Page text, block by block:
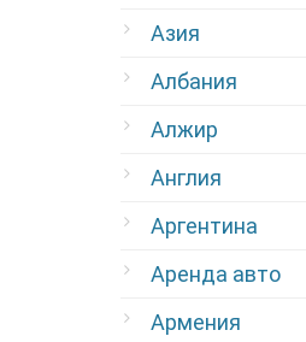
Азия
Албания
Алжир
Англия
Аргентина
Аренда авто
Армения